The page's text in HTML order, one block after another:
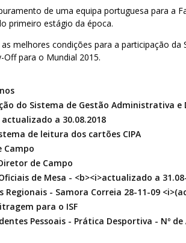
de uma equipa portuguesa para a
primeiro estágio da época.
melhores condições para a participação da
Off para o Mundial 2015.
do Sistema de Gestão Administrativa e
a 30.08.2018
de leitura dos cartões CIPA
Campo
de Campo
de Mesa - <b><i>actualizado a
Regionais - Samora Correia 28-11-09
para o ISF
Pessoais - Prática Desportiva - Nº de